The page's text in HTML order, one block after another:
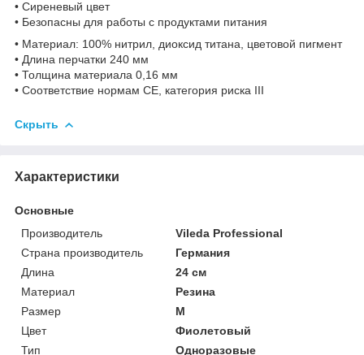
• Сиреневый цвет
• Безопасны для работы с продуктами питания
• Материал: 100% нитрил, диоксид титана, цветовой пигмент
• Длина перчатки 240 мм
• Толщина материала 0,16 мм
• Соответствие нормам СЕ, категория риска III
Скрыть
Характеристики
Основные
Производитель
Vileda Professional
Страна производитель
Германия
Длина
24 см
Материал
Резина
Размер
M
Цвет
Фиолетовый
Тип
Одноразовые